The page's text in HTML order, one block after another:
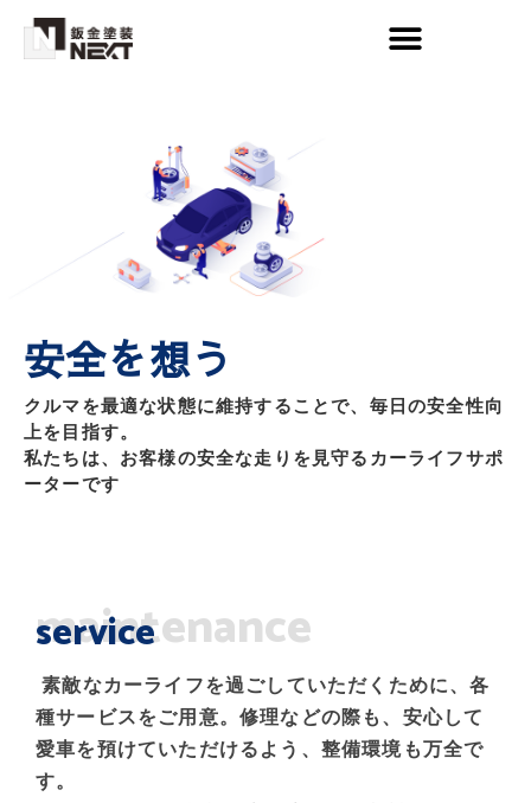
安全を想う
クルマを最適な状態に維持することで、毎日の安全性向
上を目指す。
私たちは、お客様の安全な走りを見守るカーライフサポ
ーターです
maintenance
service
素敵なカーライフを過ごしていただくために、各
種サービスをご用意。修理などの際も、安心して
愛車を預けていただけるよう、整備環境も万全で
す。